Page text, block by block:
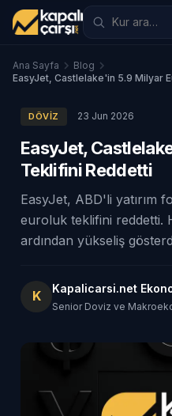
Ana Sayfa
Blog
EasyJet, Castlelake'in 5.9 Milyar
DÖVIZ 23 Jun 2026
EasyJet,
Teklifini Reddetti
EasyJet, ABD'li yatırım
euroluk teklifini reddetti.
ardından yükseliş
K Kapalicarsi.net
Senior Doviz ve